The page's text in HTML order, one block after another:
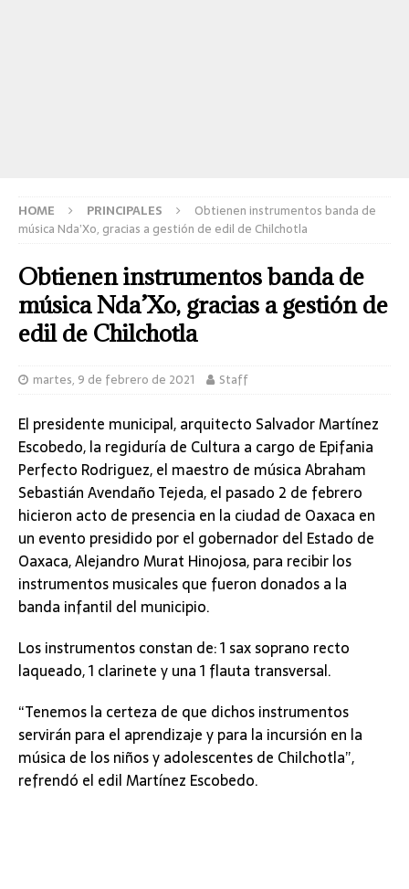
HOME PRINCIPALES
Obtienen instrumentos banda de
música Nda’Xo, gracias a gestión de edil de Chilchotla
Obtienen instrumentos banda de
música Nda’Xo, gracias a gestión de
edil de Chilchotla
martes, 9 de febrero de 2021 Staff
El presidente municipal, arquitecto Salvador Martínez
Escobedo, la regiduría de Cultura a cargo de Epifania
Perfecto Rodriguez, el maestro de música Abraham
Sebastián Avendaño Tejeda, el pasado 2 de febrero
hicieron acto de presencia en la ciudad de Oaxaca en
un evento presidido por el gobernador del Estado de
Oaxaca, Alejandro Murat Hinojosa, para recibir los
instrumentos musicales que fueron donados a la
banda infantil del municipio.
Los instrumentos constan de: 1 sax soprano recto
laqueado, 1 clarinete y una 1 flauta transversal.
“Tenemos la certeza de que dichos instrumentos
servirán para el aprendizaje y para la incursión en la
música de los niños y adolescentes de Chilchotla”,
refrendó el edil Martínez Escobedo.